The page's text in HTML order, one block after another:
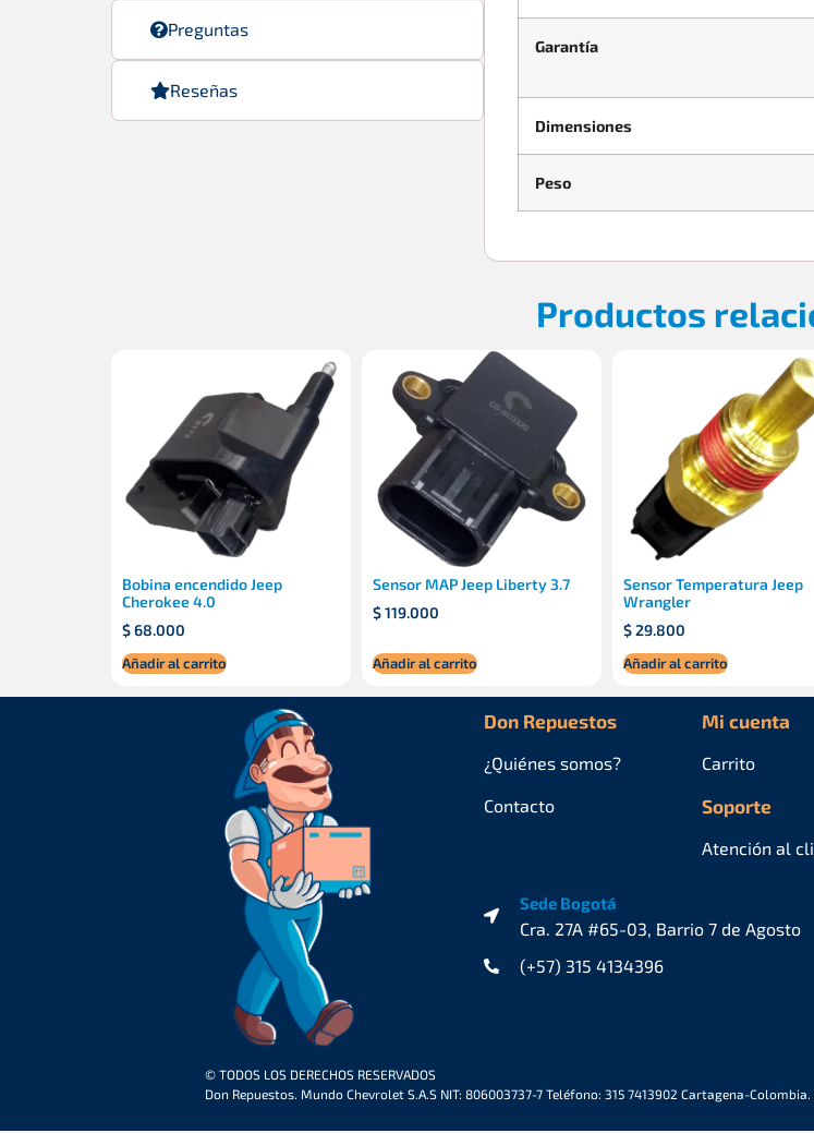
Preguntas
Reseñas
Garantía
Dimensiones
Peso
Productos
Bobina encendido Jeep
Cherokee 4.0
$68.000
Añadir al carrito
Sensor MAP Jeep Liberty 3.7
$119.000
Añadir al carrito
Sensor Temperatura Jeep
Wrangler
$29.800
Añadir al carrito
Don Repuestos
¿Quiénes somos?
Contacto
Mi cuenta
Carrito
Soporte
Atención al
Sede Bogotá
Cra. 27A #65-03, Barrio 7 de Agosto
(+57) 315 4134396
© TODOS LOS DERECHOS RESERVADOS
Don Repuestos. Mundo Chevrolet S.A.S NIT: 806003737-7 Teléfono: 315 7413902 Cartagena-